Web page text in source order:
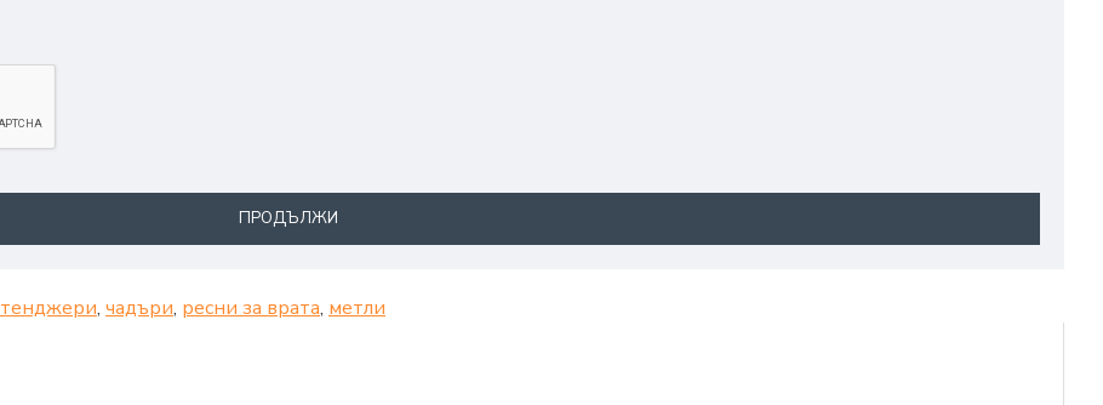
ПРОДЪЛЖИ
тенджери, чадъри, ресни за врата, метли